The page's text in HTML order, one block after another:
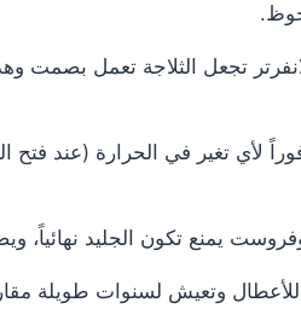
تجعل الثلاجة تعمل بصمت
لأي تغير في الحرارة (عند فتح
يمنع تكون الجليد
وتعيش لسنوات طويلة